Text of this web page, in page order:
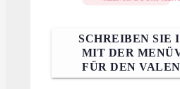
SCHREIBEN SIE
MIT DER
FÜR DEN